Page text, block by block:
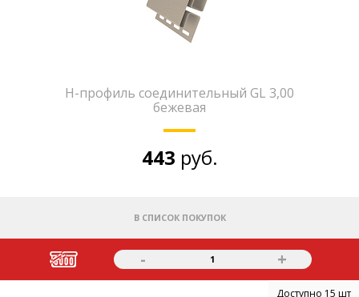
H-профиль соединительный GL 3,00
бежевая
443 руб.
В СПИСОК ПОКУПОК
- 1 +
Доступно 15 шт